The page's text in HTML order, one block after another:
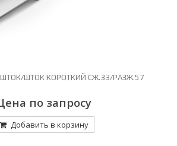
ШТОК КОРОТКИЙ СЖ.33/РАЗЖ.57
по запросу
Добавить в корзину